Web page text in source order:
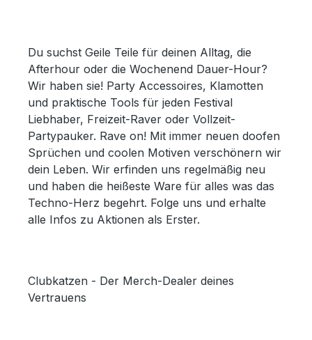
Du suchst Geile Teile für deinen Alltag, die
Afterhour oder die Wochenend Dauer-Hour?
Wir haben sie! Party Accessoires, Klamotten
und praktische Tools für jeden Festival
Liebhaber, Freizeit-Raver oder Vollzeit-
Partypauker. Rave on! Mit immer neuen doofen
Sprüchen und coolen Motiven verschönern wir
dein Leben. Wir erfinden uns regelmäßig neu
und haben die heißeste Ware für alles was das
Techno-Herz begehrt. Folge uns und erhalte
alle Infos zu Aktionen als Erster.
Clubkatzen - Der Merch-Dealer deines
Vertrauens